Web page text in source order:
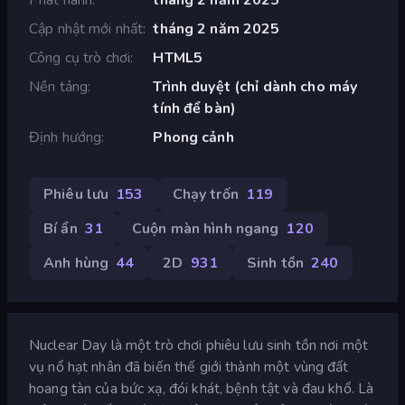
Cập nhật mới nhất tháng 2 năm 2025
Công cụ trò chơi
HTML5
Nền tảng
Trình duyệt (chỉ dành cho máy
tính để bàn)
Định hướng
Phong cảnh
Phiêu lưu 153 Chạy trốn 119
Bí ẩn 31 Cuộn màn hình ngang 120
Anh hùng 44 2D 931 Sinh tồn 240
Nuclear Day là một trò chơi phiêu lưu sinh tồn nơi một
vụ nổ hạt nhân đã biến thế giới thành một vùng đất
hoang tàn của bức xạ, đói khát, bệnh tật và đau khổ. Là